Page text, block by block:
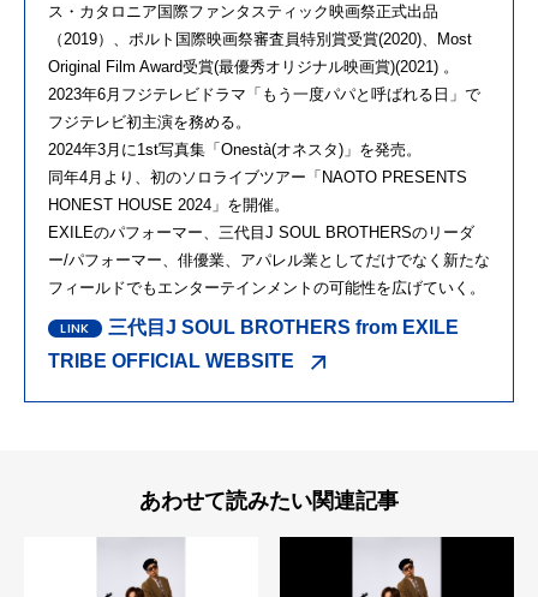
ス・カタロニア国際ファンタスティック映画祭正式出品
（2019）、ポルト国際映画祭審査員特別賞受賞(2020)、Most
Original Film Award受賞(最優秀オリジナル映画賞)(2021) 。
2023年6⽉フジテレビドラマ「もう⼀度パパと呼ばれる⽇」で
フジテレビ初主演を務める。
2024年3月に1st写真集「Onestà(オネスタ)」を発売。
同年4月より、初のソロライブツアー「NAOTO PRESENTS
HONEST HOUSE 2024」を開催。
EXILEのパフォーマー、三代⽬J SOUL BROTHERSのリーダ
ー/パフォーマー、俳優業、アパレル業としてだけでなく新たな
フィールドでもエンターテインメントの可能性を広げていく。
三代目J SOUL BROTHERS from EXILE
TRIBE OFFICIAL WEBSITE
あわせて読みたい関連記事